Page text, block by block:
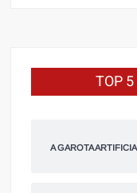
TOP
A GAROTA